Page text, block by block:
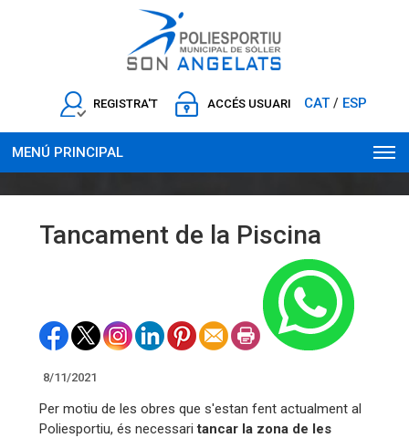
REGISTRA'T ACCÉS USUARI CAT / ESP
MENÚ PRINCIPAL
Tancament de la Piscina
8/11/2021
Per motiu de les obres que s'estan fent actualment al
Poliesportiu, és necessaritancar la zona de les